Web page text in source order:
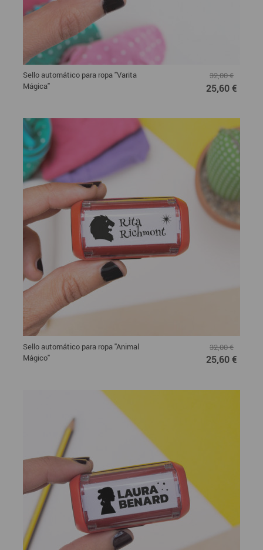
Sello automático para ropa "Varita
Mágica"
32,00 €
25,60 €
Sello automático para ropa "Animal
Mágico"
32,00 €
25,60 €